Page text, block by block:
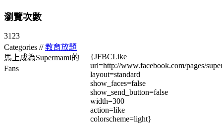
瀏覽次數
3123
Categories //教育放題
馬上成為Supermami的
Fans
{JFBCLike
url=http://www.facebook.com/pages/
layout=standard
show_faces=false
show_send_button=false
width=300
action=like
colorscheme=light}